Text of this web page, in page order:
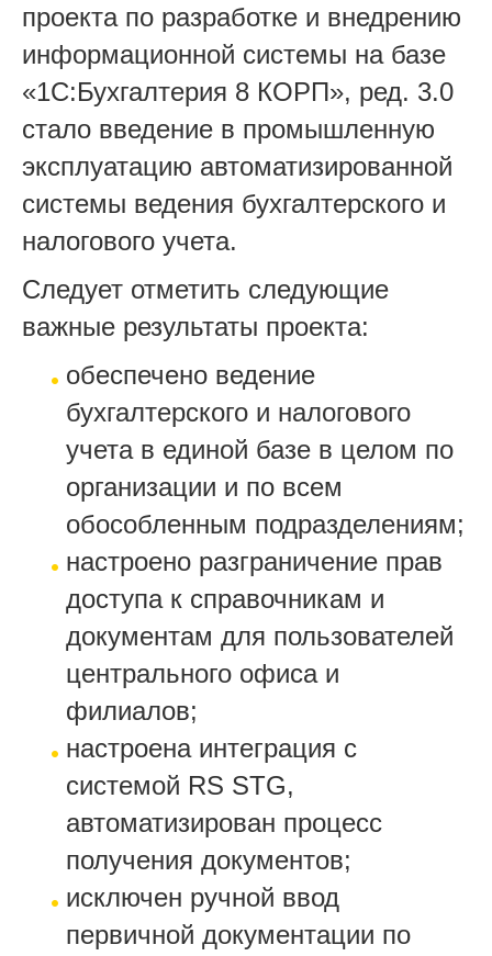
проекта по разработке и внедрению
информационной системы на базе
«1С:Бухгалтерия 8 КОРП», ред. 3.0
стало введение в промышленную
эксплуатацию автоматизированной
системы ведения бухгалтерского и
налогового учета.
Следует отметить следующие
важные результаты проекта:
обеспечено ведение
бухгалтерского и налогового
учета в единой базе в целом по
организации и по всем
обособленным подразделениям;
настроено разграничение прав
доступа к справочникам и
документам для пользователей
центрального офиса и
филиалов;
настроена интеграция с
системой RS STG,
автоматизирован процесс
получения документов;
исключен ручной ввод
первичной документации по